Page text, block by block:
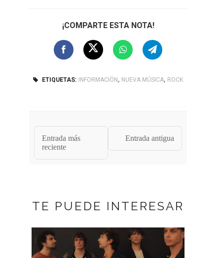
¡COMPARTE ESTA NOTA!
ETIQUETAS: INFORMACIÓN , NUEVA MÚSICA, ROCK
Entrada más
reciente
Entrada antigua
TE PUEDE INTERESAR